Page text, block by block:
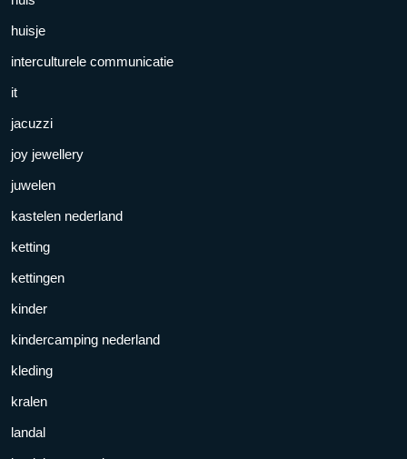
huisje
interculturele communicatie
it
jacuzzi
joy jewellery
juwelen
kastelen nederland
ketting
kettingen
kinder
kindercamping nederland
kleding
kralen
landal